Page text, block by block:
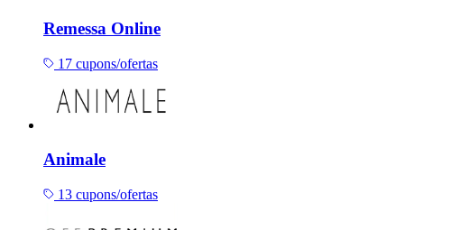
Remessa Online
17 cupons/ofertas
Animale
13 cupons/ofertas